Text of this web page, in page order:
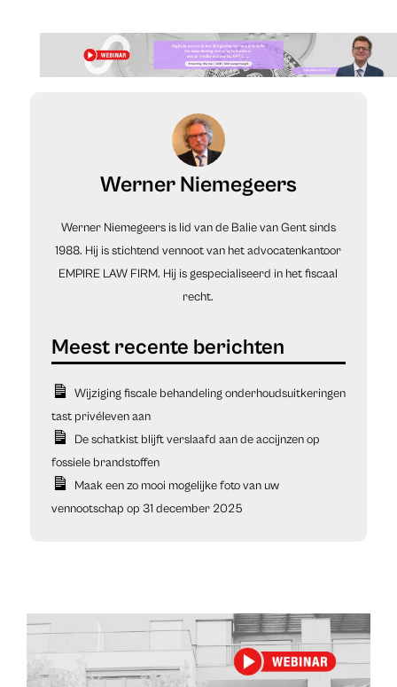
Werner Niemegeers
Werner Niemegeers is lid van de Balie van Gent sinds
1988. Hij is stichtend vennoot van het advocatenkantoor
EMPIRE LAW FIRM. Hij is gespecialiseerd in het fiscaal
recht.
Wijziging fiscale behandeling onderhoudsuitkeringen
tast privéleven aan
De schatkist blijft verslaafd aan de accijnzen op
fossiele brandstoffen
Maak een zo mooi mogelijke foto van uw
vennootschap op 31 december 2025